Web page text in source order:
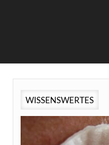
WISSENSWERTES